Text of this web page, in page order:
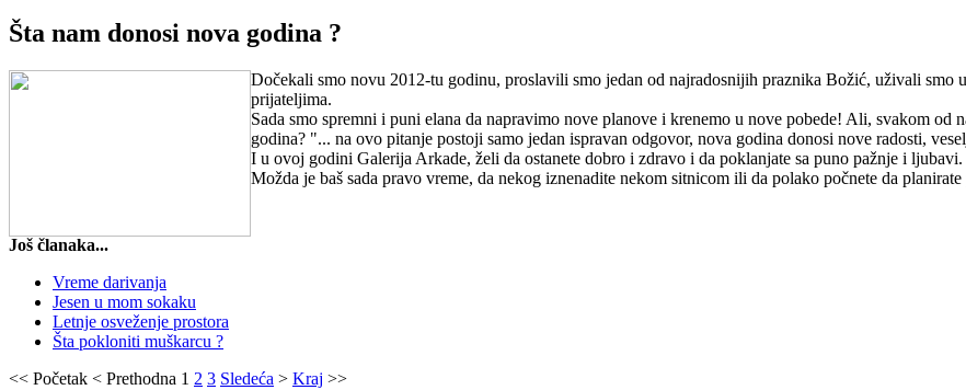
Šta nam donosi nova godina ?
Dočekali smo novu 2012-tu godinu, proslavili smo jedan od najradosnijih praznika Božić, uživali smo
prijateljima.
Sada smo spremni i puni elana da napravimo nove planove i krenemo u nove pobede! Ali, svakom od
godina? "... na ovo pitanje postoji samo jedan ispravan odgovor, nova godina donosi nove radosti,
I u ovoj godini Galerija Arkade, želi da ostanete dobro i zdravo i da poklanjate sa puno pažnje i ljubavi.
Možda je baš sada pravo vreme, da nekog iznenadite nekom sitnicom ili da polako počnete da
Još članaka...
Vreme darivanja
Jesen u mom sokaku
Letnje osveženje prostora
Šta pokloniti muškarcu ?
<< Početak < Prethodna 1 2 3 Sledeća > Kraj >>